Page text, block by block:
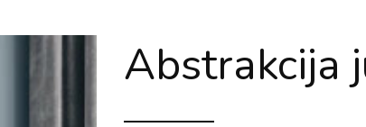
Abstrakcija